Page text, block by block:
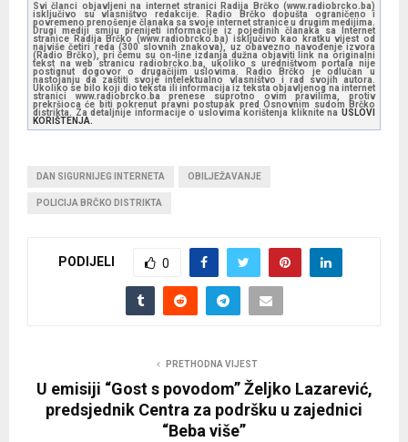
Svi članci objavljeni na internet stranici Radija Brčko (www.radiobrcko.ba)
isključivo su vlasništvo redakcije. Radio Brčko dopušta ograničeno i
povremeno prenošenje članaka sa svoje internet stranice u drugim medijima.
Drugi mediji smiju prenijeti informacije iz pojedinih članaka sa Internet
stranice Radija Brčko (www.radiobrcko.ba) isključivo kao kratku vijest od
najviše četiri reda (300 slovnih znakova), uz obavezno navođenje izvora
(Radio Brčko), pri čemu su on-line izdanja dužna objaviti link na originalni
tekst na web stranicu radiobrcko.ba, ukoliko s uredništvom portala nije
postignut dogovor o drugačijim uslovima. Radio Brčko je odlučan u
nastojanju da zaštiti svoje intelektualno vlasništvo i rad svojih autora.
Ukoliko se bilo koji dio teksta ili informacija iz teksta objavljenog na internet
stranici www.radiobrcko.ba prenese suprotno ovim pravilima, protiv
prekršioca će biti pokrenut pravni postupak pred Osnovnim sudom Brčko
distrikta. Za detaljnije informacije o uslovima korištenja kliknite na USLOVI
KORIŠTENJA.
DAN SIGURNIJEG INTERNETA OBILJEŽAVANJE
POLICIJA BRČKO DISTRIKTA
PODIJELI 0
PRETHODNA VIJEST
U emisiji “Gost s povodom” Željko Lazarević,
predsjednik Centra za podršku u zajednici
“Beba više”